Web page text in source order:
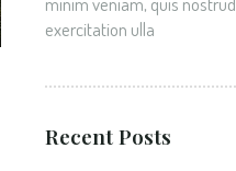
exercitation ulla
Recent Posts